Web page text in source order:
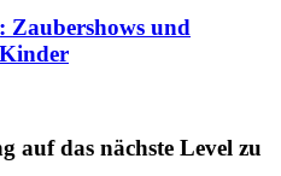
Zaubershows und
auf das nächste Level zu